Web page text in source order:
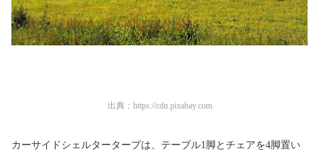
出典： https://cdn.pixabay.com
カーサイドシェルタータープは、テーブル1脚とチェアを4脚置い